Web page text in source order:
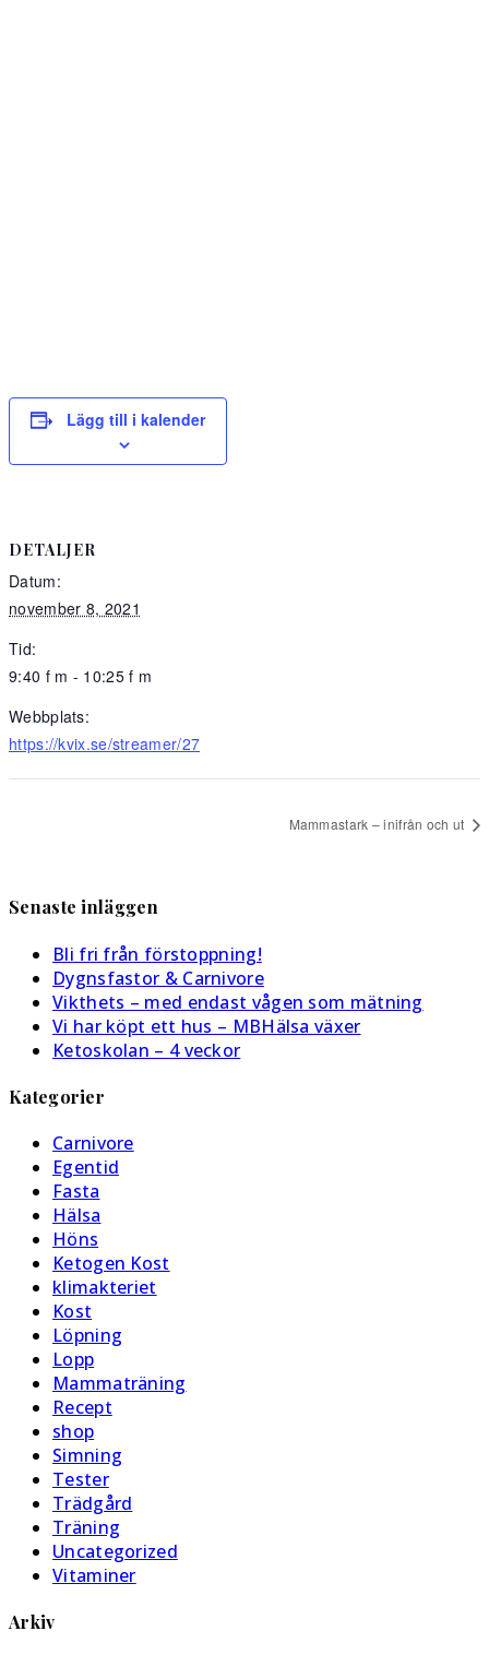
Lägg till i kalender
DETALJER
Datum:
november 8, 2021
Tid:
9:40 f m - 10:25 f m
Webbplats:
https://kvix.se/streamer/27
Mammastark – inifrån och ut
Senaste inläggen
Bli fri från förstoppning!
Dygnsfastor & Carnivore
Vikthets – med endast vågen som mätning
Vi har köpt ett hus – MBHälsa växer
Ketoskolan – 4 veckor
Kategorier
Carnivore
Egentid
Fasta
Hälsa
Höns
Ketogen Kost
klimakteriet
Kost
Löpning
Lopp
Mammaträning
Recept
shop
Simning
Tester
Trädgård
Träning
Uncategorized
Vitaminer
Arkiv